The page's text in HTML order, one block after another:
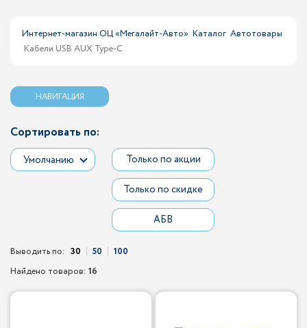
Интернет-магазин ОЦ «Мегалайт-Авто» Каталог Автотовары
Кабели USB AUX Type-C
НАВИГАЦИЯ
Сортировать по:
Умолчанию Только по акции
Только по скидке
АБВ
Выводить по: 30 50
100
Найдено товаров: 16